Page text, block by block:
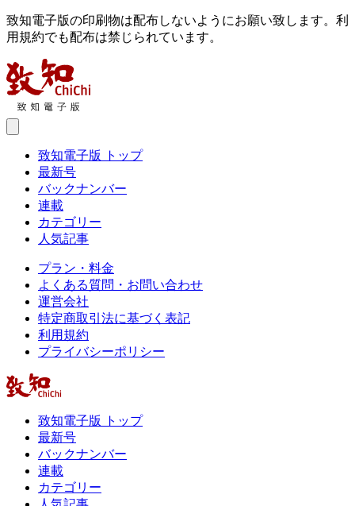
致知電子版の印刷物は配布しないようにお願い致します。利
用規約でも配布は禁じられています。
致知電子版 トップ
最新号
バックナンバー
連載
カテゴリー
人気記事
プラン・料金
よくある質問・お問い合わせ
運営会社
特定商取引法に基づく表記
利用規約
プライバシーポリシー
致知電子版 トップ
最新号
バックナンバー
連載
カテゴリー